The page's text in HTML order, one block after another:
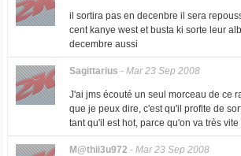
il sortira pas en decenbre il sera
cent kanye west et busta ki sorte leur
decembre aussi
Sagittarius - Mar 23 Sep 2008
J'ai jms écouté un seul morceau de ce
que je peux dire, c'est qu'il profite de
tant qu'il est hot, parce qu'on va très
M@thii3u972 - Mar 23 Sep 2008